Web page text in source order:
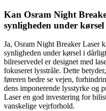
Kan Osram Night
synligheden under
Ja, Osram Night Breaker Laser
synligheden under kørsel i
bilreservedel er designet med
fokuseret lysstråle. Dette
føreren bedre se vejen,
dens imponerende lysstyrke og
Laser en god investering for
vanskelige vejrforhold.